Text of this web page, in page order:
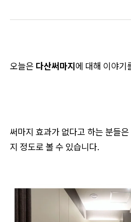
오늘은 다산써마지에 대해 이야기
써마지 효과가 없다고 하는 분들
지 정도로 볼 수 있습니다.